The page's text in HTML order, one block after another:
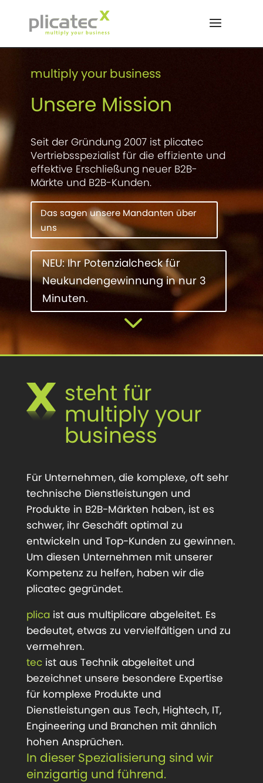
contentmultiply your business
Unsere Mission
Seit der Gründung 2007 ist plicatec
Vertriebsspezialist für die effiziente und
effektive Erschließung neuer B2B-
Märkte und B2B-Kunden.
Das sagen unsere Mandanten über
uns
NEU: Ihr Potenzialcheck für
Neukundengewinnung in nur 3
Minuten.
3
steht für
multiply your
business
Für Unternehmen, die komplexe, oft sehr
technische Dienstleistungen und
Produkte in B2B-Märkten haben, ist es
schwer, ihr Geschäft optimal zu
entwickeln und Top-Kunden zu gewinnen.
Um diesen Unternehmen mit unserer
Kompetenz zu helfen, haben wir die
plicatec gegründet.
plicaist aus multiplicare abgeleitet. Es
bedeutet, etwas zu vervielfältigen und zu
vermehren.
tecist aus Technik abgeleitet und
bezeichnet unsere besondere Expertise
für komplexe Produkte und
Dienstleistungen aus Tech, Hightech, IT,
Engineering und Branchen mit ähnlich
hohen Ansprüchen.
In dieser Spezialisierung sind wir
einzigartig und führend.